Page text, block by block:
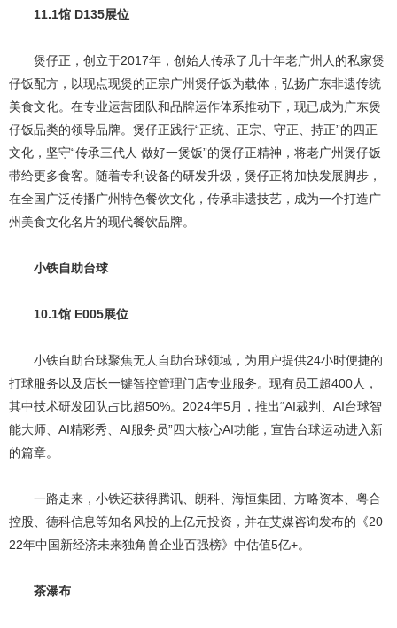
11.1馆 D135展位
煲仔正，创立于2017年，创始人传承了几十年老广州人的私家煲
仔饭配方，以现点现煲的正宗广州煲仔饭为载体，弘扬广东非遗传统
美食文化。在专业运营团队和品牌运作体系推动下，现已成为广东煲
仔饭品类的领导品牌。煲仔正践行“正统、正宗、守正、持正”的四正
文化，坚守“传承三代人 做好一煲饭”的煲仔正精神，将老广州煲仔饭
带给更多食客。随着专利设备的研发升级，煲仔正将加快发展脚步，
在全国广泛传播广州特色餐饮文化，传承非遗技艺，成为一个打造广
州美食文化名片的现代餐饮品牌。
小铁自助台球
10.1馆 E005展位
小铁自助台球聚焦无人自助台球领域，为用户提供24小时便捷的
打球服务以及店长一键智控管理门店专业服务。现有员工超400人，
其中技术研发团队占比超50%。2024年5月，推出“AI裁判、AI台球智
能大师、AI精彩秀、AI服务员”四大核心AI功能，宣告台球运动进入新
的篇章。
一路走来，小铁还获得腾讯、朗科、海恒集团、方略资本、粤合
控股、德科信息等知名风投的上亿元投资，并在艾媒咨询发布的《20
22年中国新经济未来独角兽企业百强榜》中估值5亿+。
茶瀑布